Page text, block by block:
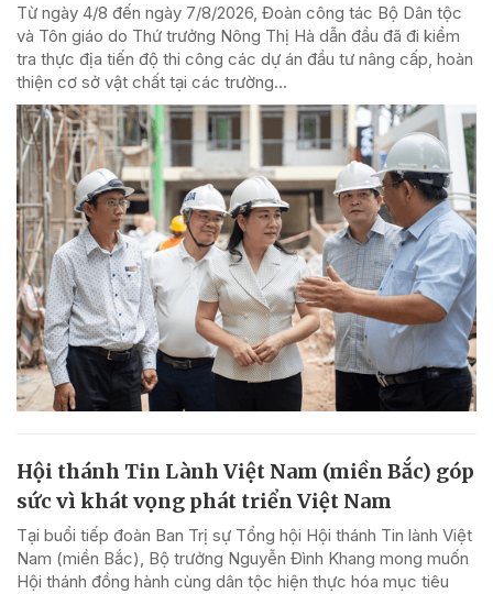
Từ ngày 4/8 đến ngày 7/8/2026, Đoàn công tác Bộ Dân tộc
và Tôn giáo do Thứ trưởng Nông Thị Hà dẫn đầu đã đi kiểm
tra thực địa tiến độ thi công các dự án đầu tư nâng cấp, hoàn
thiện cơ sở vật chất tại các trường...
Hội thánh Tin Lành Việt Nam (miền Bắc) góp
sức vì khát vọng phát triển Việt Nam
Tại buổi tiếp đoàn Ban Trị sự Tổng hội Hội thánh Tin lành Việt
Nam (miền Bắc), Bộ trưởng Nguyễn Đình Khang mong muốn
Hội thánh đồng hành cùng dân tộc hiện thực hóa mục tiêu